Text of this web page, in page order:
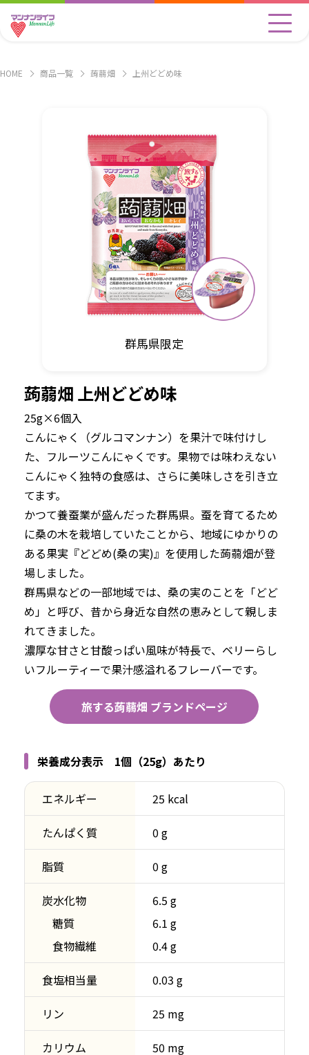
HOME 商品一覧 蒟蒻畑 上州どどめ味
群馬県限定
蒟蒻畑 上州どどめ味
25g×6個入
こんにゃく（グルコマンナン）を果汁で味付けし
た、フルーツこんにゃくです。果物では味わえない
こんにゃく独特の食感は、さらに美味しさを引き立
てます。
かつて養蚕業が盛んだった群馬県。蚕を育てるため
に桑の木を栽培していたことから、地域にゆかりの
ある果実『どどめ(桑の実)』を使用した蒟蒻畑が登
場しました。
群馬県などの一部地域では、桑の実のことを「どど
め」と呼び、昔から身近な自然の恵みとして親しま
れてきました。
濃厚な甘さと甘酸っぱい風味が特長で、ベリーらし
いフルーティーで果汁感溢れるフレーバーです。
旅する蒟蒻畑 ブランドページ
栄養成分表示 1個（25g）あたり
エネルギー 25 kcal
たんぱく質 0 g
脂質 0 g
炭水化物
6.5 g
糖質
6.1 g
食物繊維
0.4 g
食塩相当量 0.03 g
リン 25 mg
カリウム 50 mg